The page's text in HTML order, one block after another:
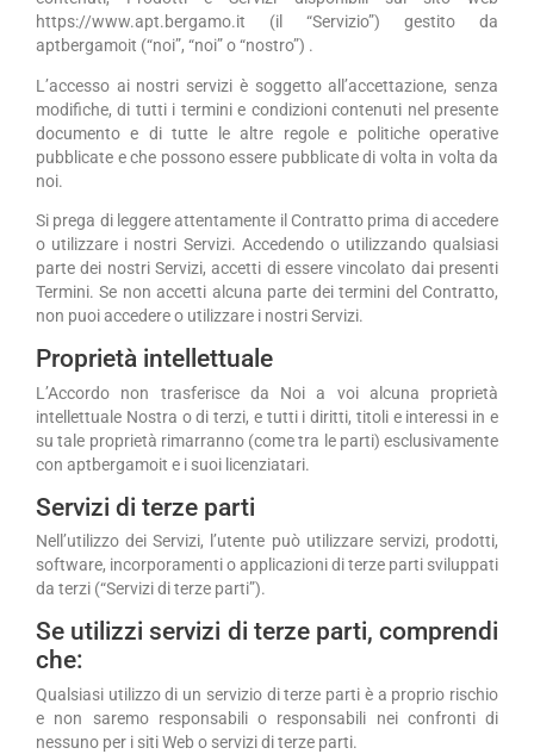
https://www.apt.bergamo.it (il “Servizio”) gestito da
aptbergamoit (“noi”, “noi” o “nostro”) .
L’accesso ai nostri servizi è soggetto all’accettazione, senza
modifiche, di tutti i termini e condizioni contenuti nel presente
documento e di tutte le altre regole e politiche operative
pubblicate e che possono essere pubblicate di volta in volta da
noi.
Si prega di leggere attentamente il Contratto prima di accedere
o utilizzare i nostri Servizi. Accedendo o utilizzando qualsiasi
parte dei nostri Servizi, accetti di essere vincolato dai presenti
Termini. Se non accetti alcuna parte dei termini del Contratto,
non puoi accedere o utilizzare i nostri Servizi.
Proprietà intellettuale
L’Accordo non trasferisce da Noi a voi alcuna proprietà
intellettuale Nostra o di terzi, e tutti i diritti, titoli e interessi in e
su tale proprietà rimarranno (come tra le parti) esclusivamente
con aptbergamoit e i suoi licenziatari.
Servizi di terze parti
Nell’utilizzo dei Servizi, l’utente può utilizzare servizi, prodotti,
software, incorporamenti o applicazioni di terze parti sviluppati
da terzi (“Servizi di terze parti”).
Se utilizzi servizi di terze parti, comprendi
che:
Qualsiasi utilizzo di un servizio di terze parti è a proprio rischio
e non saremo responsabili o responsabili nei confronti di
nessuno per i siti Web o servizi di terze parti.